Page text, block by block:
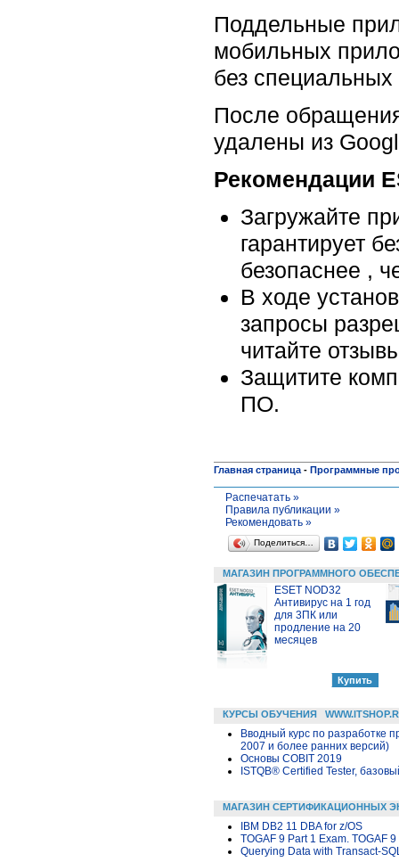
Поддельные
мобильных
без
После
удалены из
Рекомендации
Загружайте
гарантирует
безопаснее ,
В ходе
запросы
читайте
Защитите
ПО.
Главная страница - Программные
Распечатать »
Правила публикации »
Рекомендовать »
Поделиться…
МАГАЗИН ПРОГРАММНОГО
ESET NOD32
Антивирус на 1 год
для 3ПК или
продление на 20
месяцев
КУРСЫ ОБУЧЕНИЯ
Вводный курс по разработке
2007 и более ранних версий)
Основы COBIT 2019
ISTQB® Certified Tester,
МАГАЗИН СЕРТИФИКАЦИОННЫХ
IBM DB2 11 DBA for z/OS
TOGAF 9 Part 1 Exam. TOGAF
Querying Data with Transact-